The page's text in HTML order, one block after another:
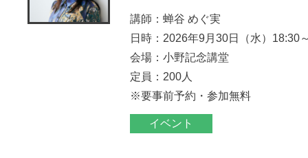
講師：蝉谷 めぐ実
日時：2026年9月30日（水）18:30
会場：小野記念講堂
定員：200人
※要事前予約・参加無料
イベント